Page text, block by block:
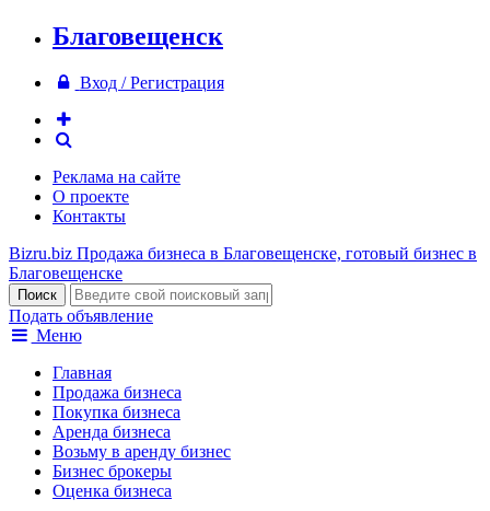
Благовещенск
Вход / Регистрация
Реклама на сайте
О проекте
Контакты
Bizru.biz Продажа бизнеса в Благовещенске, готовый бизнес в
Благовещенске
Подать объявление
Меню
Главная
Продажа бизнеса
Покупка бизнеса
Аренда бизнеса
Возьму в аренду бизнес
Бизнес брокеры
Оценка бизнеса